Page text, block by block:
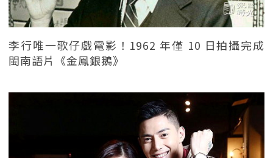
李行唯一歌仔戲電影！1962 年僅 10 日拍攝完成
閩南語片《金鳳銀鵝》